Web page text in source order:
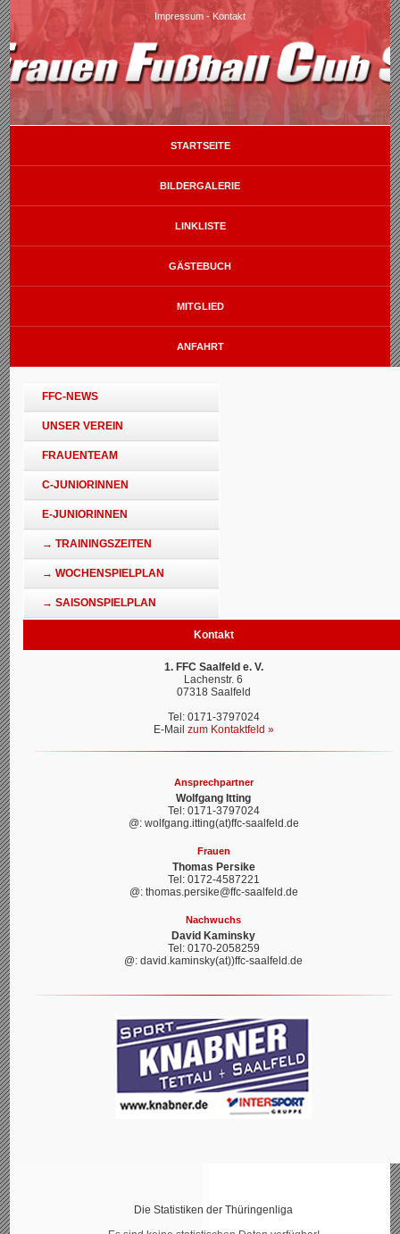
Impressum - Kontakt
STARTSEITE
BILDERGALERIE
LINKLISTE
GÄSTEBUCH
MITGLIED
ANFAHRT
FFC-NEWS
UNSER VEREIN
FRAUENTEAM
C-JUNIORINNEN
E-JUNIORINNEN
→ TRAININGSZEITEN
→ WOCHENSPIELPLAN
→ SAISONSPIELPLAN
Kontakt
1. FFC Saalfeld e. V.
Lachenstr. 6
07318 Saalfeld
Tel: 0171-3797024
E-Mail zum Kontaktfeld »
Ansprechpartner
Wolfgang Itting
Tel: 0171-3797024
@: wolfgang.itting(at)ffc-saalfeld.de
Frauen
Thomas Persike
Tel: 0172-4587221
@: thomas.persike@ffc-saalfeld.de
Nachwuchs
David Kaminsky
Tel: 0170-2058259
@: david.kaminsky(at))ffc-saalfeld.de
Die Statistiken der Thüringenliga